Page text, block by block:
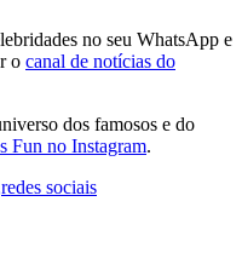
no seu WhatsApp e
o canal de notícias do
dos famosos e do
Fun no Instagram.
redes sociais